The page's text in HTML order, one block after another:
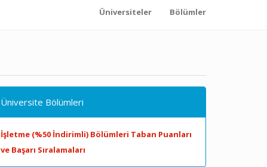
Üniversiteler Bölümler
Üniversite Bölümleri
İşletme (%50 İndirimli) Bölümleri Taban Puanları
ve Başarı Sıralamaları